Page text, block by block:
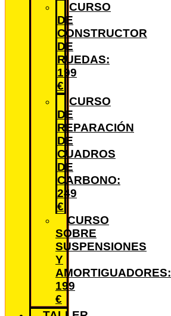
CURSO
DE
CONSTRUCTOR
DE
RUEDAS:
199
€
CURSO
DE
REPARACIÓN
DE
CUADROS
DE
CARBONO:
249
€
CURSO
SOBRE
SUSPENSIONES
Y
AMORTIGUADORES:
199
€